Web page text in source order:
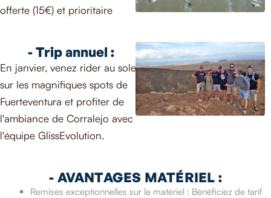
offerte (15€) et prioritaire
-Trip annuel :
En janvier, venez rider au soleil
sur les magnifiques spots de
Fuerteventura et profiter de
l'ambiance de Corralejo avec
l'équipe GlissEvolution.
- AVANTAGES MATÉRIEL :
Remises exceptionnelles sur le matériel : Bénéficiez de tarif